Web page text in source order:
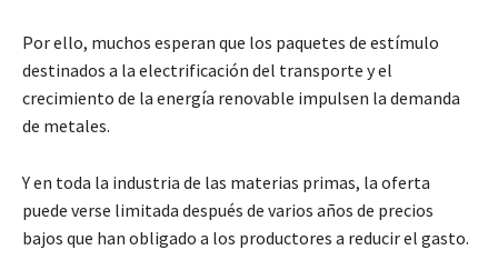
Por ello, muchos esperan que los paquetes de estímulo
destinados a la electrificación del transporte y el
crecimiento de la energía renovable impulsen la demanda
de metales.
Y en toda la industria de las materias primas, la oferta
puede verse limitada después de varios años de precios
bajos que han obligado a los productores a reducir el gasto.